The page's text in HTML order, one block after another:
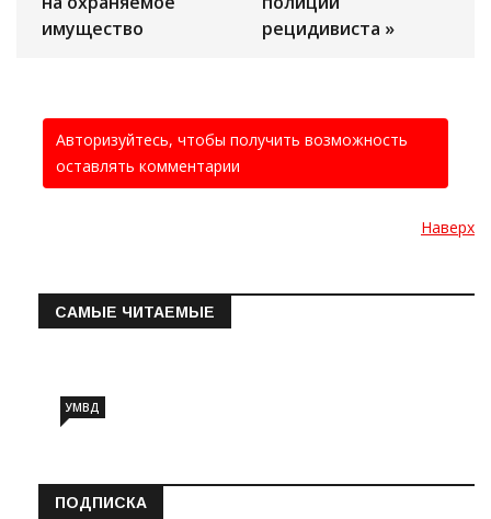
имущество
рецидивиста »
Авторизуйтесь, чтобы получить возможность
оставлять комментарии
Наверх
САМЫЕ ЧИТАЕМЫЕ
УМВД
ПОДПИСКА